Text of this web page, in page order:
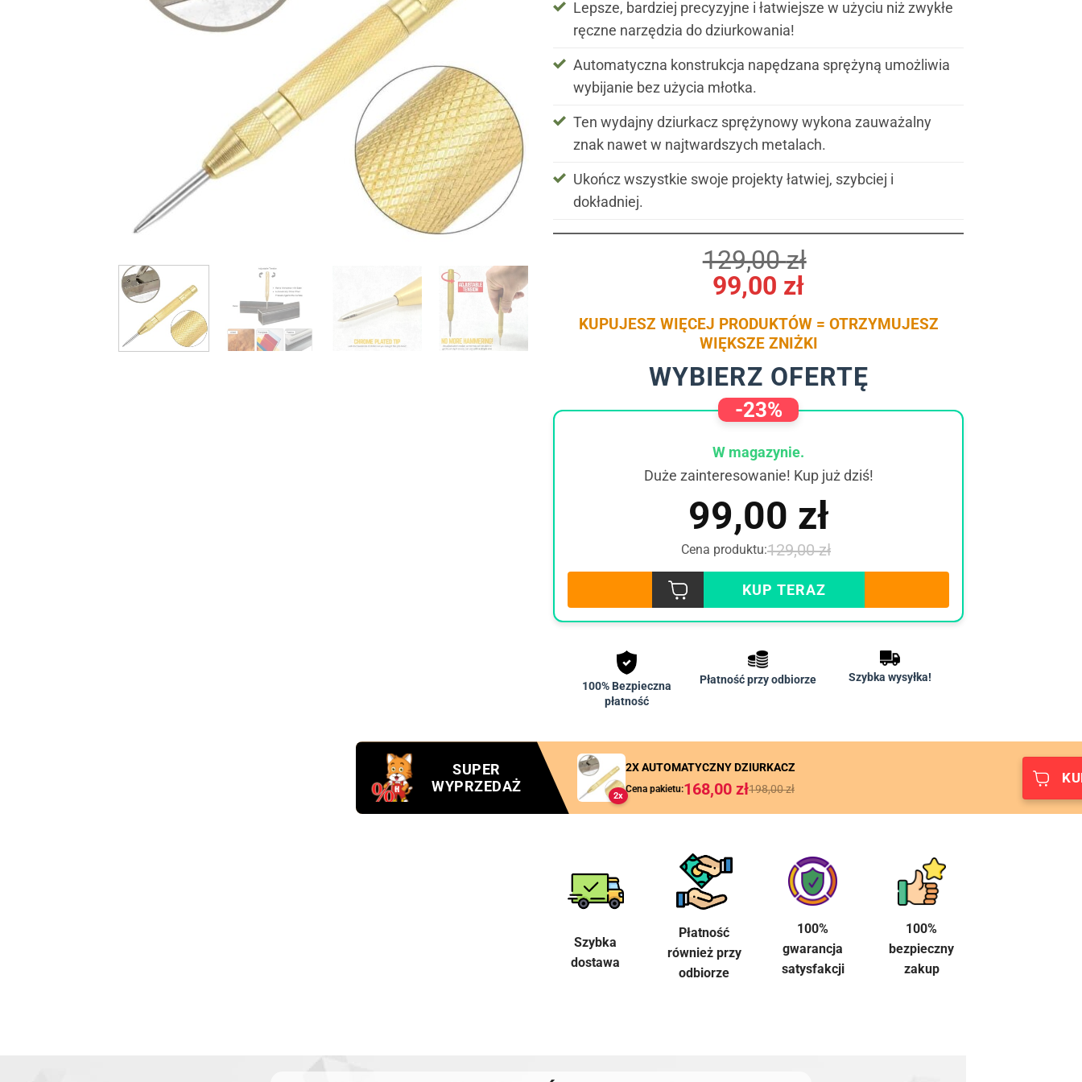
Lepsze, bardziej precyzyjne i łatwiejsze w użyciu niż zwykłe
ręczne narzędzia do dziurkowania!
Automatyczna konstrukcja napędzana sprężyną umożliwia
wybijanie bez użycia młotka.
Ten wydajny dziurkacz sprężynowy wykona zauważalny
znak nawet w najtwardszych metalach.
Ukończ wszystkie swoje projekty łatwiej, szybciej i
dokładniej.
129,00zł
wynosiła:
129,00 zł.
99,00 zł
wynosi:
99,00 zł.
KUPUJESZ WIĘCEJ PRODUKTÓW = OTRZYMUJESZ
WIĘKSZE ZNIŻKI
WYBIERZ OFERTĘ
-23%
W magazynie.
Duże zainteresowanie! Kup już dziś!
99,00 zł
Cena produktu:129,00zł
KUP TERAZ
100% Bezpieczna
płatność
Płatność przy odbiorze Szybka wysyłka!
SUPER
WYPRZEDAŻ
2x
2X AUTOMATYCZNY DZIURKACZ
Cena pakietu:168,00 zł198,00zł
Szybka
dostawa
Płatność
również przy
odbiorze
100%
gwarancja
satysfakcji
100%
bezpieczny
zakup